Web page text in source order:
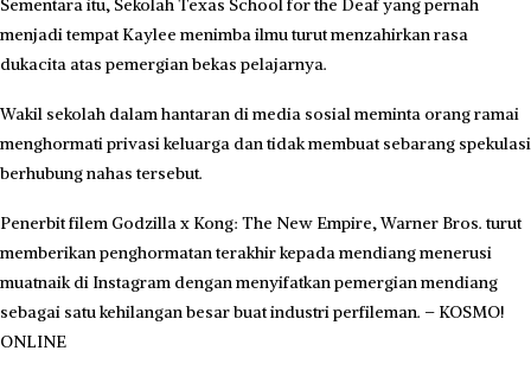
Sementara itu, Sekolah Texas School for the Deaf yang pernah
menjadi tempat Kaylee menimba ilmu turut menzahirkan rasa
dukacita atas pemergian bekas pelajarnya.
Wakil sekolah dalam hantaran di media sosial meminta orang ramai
menghormati privasi keluarga dan tidak membuat sebarang spekulasi
berhubung nahas tersebut.
Penerbit filem Godzilla x Kong: The New Empire, Warner Bros. turut
memberikan penghormatan terakhir kepada mendiang menerusi
muatnaik di Instagram dengan menyifatkan pemergian mendiang
sebagai satu kehilangan besar buat industri perfileman. – KOSMO!
ONLINE